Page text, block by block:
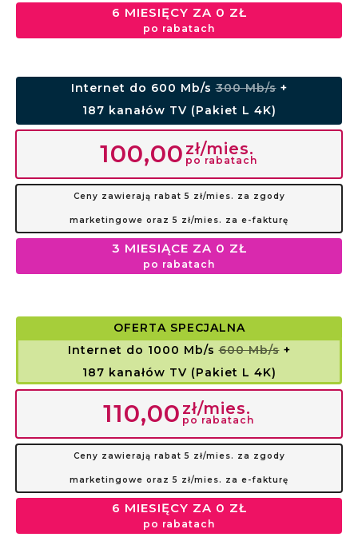
6 MIESIĘCY ZA 0 ZŁ
po rabatach
Internet do 600 Mb/s300 Mb/s+
187 kanałów TV (Pakiet L 4K)
100,00 zł/mies.
po rabatach
Ceny zawierają rabat 5 zł/mies. za zgody
marketingowe oraz 5 zł/mies. za e-fakturę
3 MIESIĄCE ZA 0 ZŁ
po rabatach
OFERTA SPECJALNA
Internet do 1000 Mb/s600 Mb/s+
187 kanałów TV (Pakiet L 4K)
110,00 zł/mies.
po rabatach
Ceny zawierają rabat 5 zł/mies. za zgody
marketingowe oraz 5 zł/mies. za e-fakturę
6 MIESIĘCY ZA 0 ZŁ
po rabatach